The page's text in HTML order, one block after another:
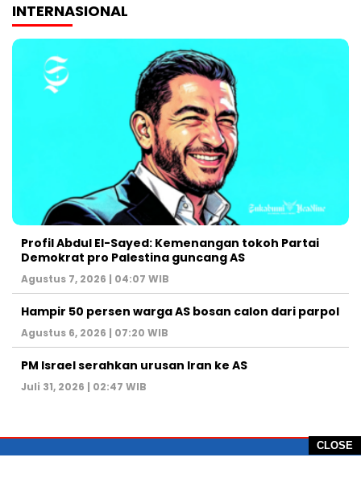
CLOSE
INTERNASIONAL
Profil Abdul El-Sayed: Kemenangan tokoh Partai
Demokrat pro Palestina guncang AS
Agustus 7, 2026 | 04:07 WIB
Hampir 50 persen warga AS bosan calon dari parpol
Agustus 6, 2026 | 07:20 WIB
PM Israel serahkan urusan Iran ke AS
Juli 31, 2026 | 02:47 WIB